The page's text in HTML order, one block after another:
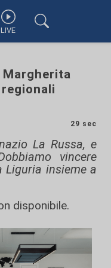
LIVE
29 sec
La Russa, e
vincere
Liguria insieme a
disponibile.